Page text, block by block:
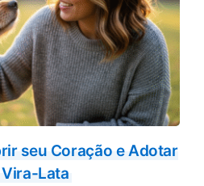
seu Coração e Adotar
Lata